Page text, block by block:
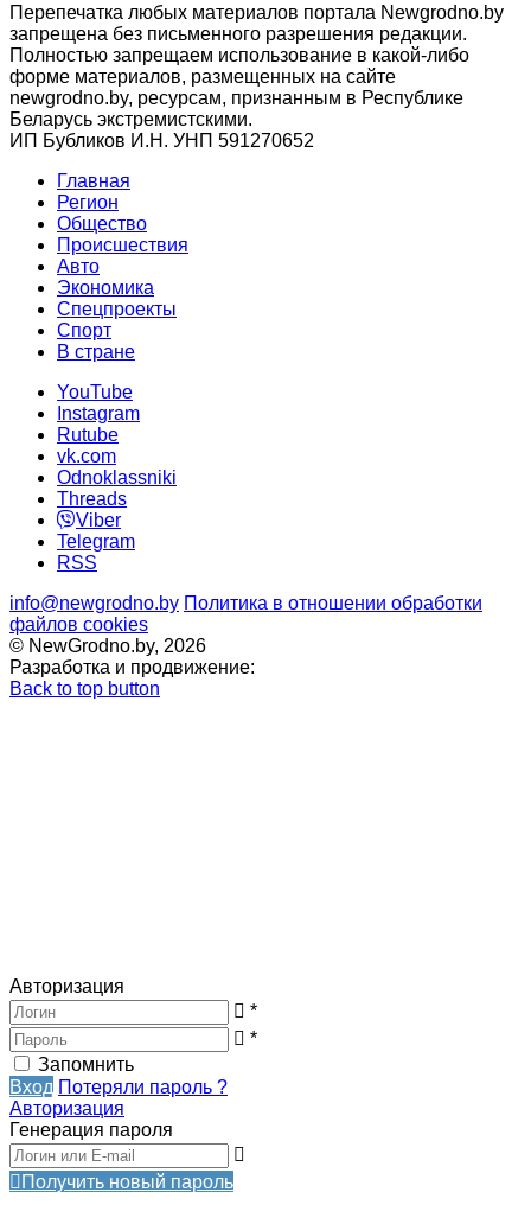
Перепечатка любых материалов портала Newgrodno.by
запрещена без письменного разрешения редакции.
Полностью запрещаем использование в какой-либо
форме материалов, размещенных на сайте
newgrodno.by, ресурсам, признанным в Республике
Беларусь экстремистскими.
ИП Бубликов И.Н. УНП 591270652
Главная
Регион
Общество
Происшествия
Авто
Экономика
Спецпроекты
Cпорт
В стране
YouTube
Instagram
Rutube
vk.com
Odnoklassniki
Threads
Viber
Telegram
RSS
info@newgrodno.by Политика в отношении обработки
файлов cookies
© NewGrodno.by, 2026
Разработка и продвижение:
Back to top button
Авторизация
*
*
Запомнить
Вход Потеряли пароль ?
Авторизация
Генерация пароля
Получить новый пароль